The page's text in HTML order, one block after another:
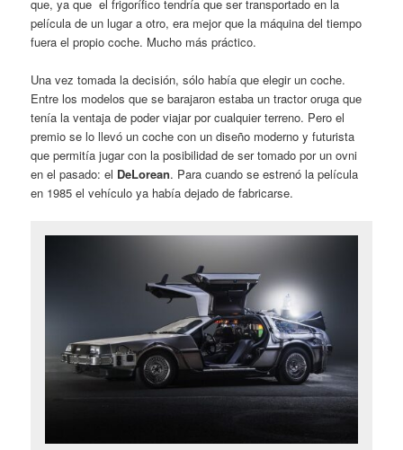
que, ya que el frigorífico tendría que ser transportado en la
película de un lugar a otro, era mejor que la máquina del tiempo
fuera el propio coche. Mucho más práctico.
Una vez tomada la decisión, sólo había que elegir un coche.
Entre los modelos que se barajaron estaba un tractor oruga que
tenía la ventaja de poder viajar por cualquier terreno. Pero el
premio se lo llevó un coche con un diseño moderno y futurista
que permitía jugar con la posibilidad de ser tomado por un ovni
en el pasado: el DeLorean. Para cuando se estrenó la película
en 1985 el vehículo ya había dejado de fabricarse.